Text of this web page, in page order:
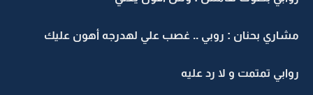
مشاري بحنان : روبي .. غصب علي لهدرجه أهون عليك
روابي تمتمت و لا رد عليه